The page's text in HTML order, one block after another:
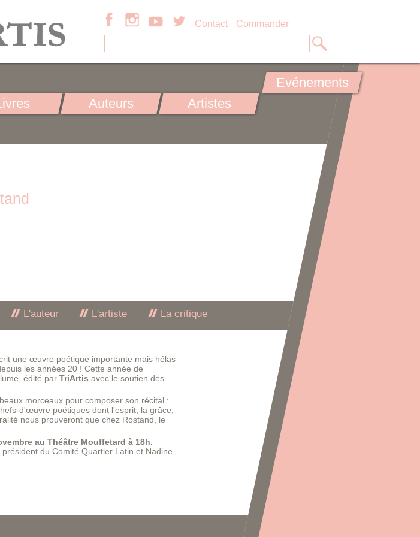
Contact Commander
Auteurs Artistes
Evénements
L'auteur L'artiste La critique
une œuvre poétique importante mais hélas
les années 20 ! Cette année de
édité parTriArtis avec le soutien des
morceaux pour composer son récital :
d'œuvre poétiques dont l'esprit, la grâce,
nous prouveront que chez Rostand, le
au Théâtre Mouffetard à 18h.
du Comité Quartier Latin et Nadine